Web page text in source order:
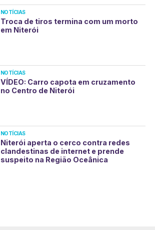
NOTÍCIAS
Troca de tiros termina com um morto
em Niterói
NOTÍCIAS
VÍDEO: Carro capota em cruzamento
no Centro de Niterói
NOTÍCIAS
Niterói aperta o cerco contra redes
clandestinas de internet e prende
suspeito na Região Oceânica